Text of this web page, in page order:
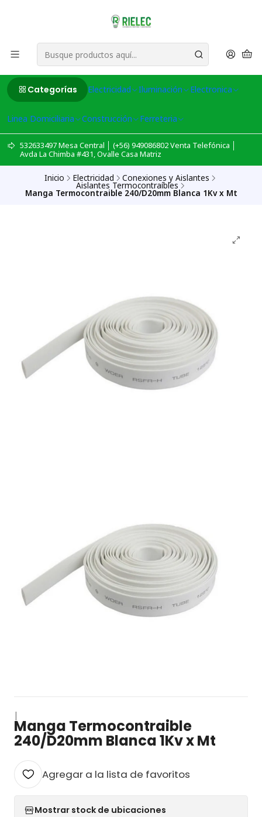
Categorías Electricidad Iluminación Electronica
Linea Domiciliaria Construcción Ferreteria
532633497 Mesa Central │ (+56) 949086802 Venta Telefónica │
Avda La Chimba #431, Ovalle Casa Matriz
Inicio Electricidad Conexiones y Aislantes
Aislantes Termocontraíbles
Manga Termocontraible 240/D20mm Blanca 1Kv x Mt
|
Manga Termocontraible
240/D20mm Blanca 1Kv x Mt
Agregar a la lista de favoritos
Mostrar stock de ubicaciones